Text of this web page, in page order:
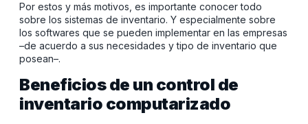
Por estos y más motivos, es importante conocer todo
sobre los sistemas de inventario. Y especialmente sobre
los softwares que se pueden implementar en las empresas
–de acuerdo a sus necesidades y tipo de inventario que
posean–.
Beneficios de un control de
inventario computarizado